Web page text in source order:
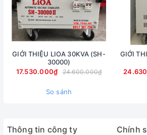
GIỚI THIỆU LIOA 30KVA (SH-
30000)
17.530.000₫
24.600.000₫
So sánh
GIỚI
Thông tin công ty Chính